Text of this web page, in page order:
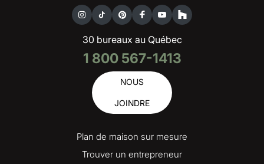
30 bureaux au Québec
1 800 567-1413
NOUS
JOINDRE
Plan de maison sur mesure
Trouver un entrepreneur